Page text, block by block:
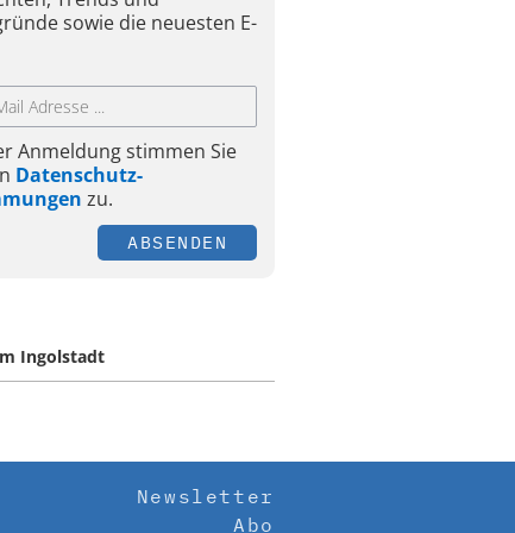
sowie die neuesten E-
Anmeldung stimmen Sie
Datenschutz-
zu.
ABSENDEN
Ingolstadt
Newsletter
Abo